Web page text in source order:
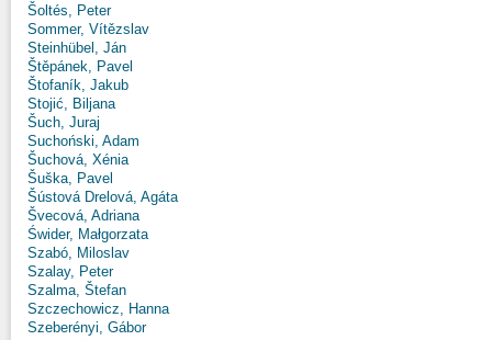
Šoltés, Peter
Sommer, Vítězslav
Steinhübel, Ján
Štěpánek, Pavel
Štofaník, Jakub
Stojić, Biljana
Šuch, Juraj
Suchoński, Adam
Šuchová, Xénia
Šuška, Pavel
Šústová Drelová, Agáta
Švecová, Adriana
Świder, Małgorzata
Szabó, Miloslav
Szalay, Peter
Szalma, Štefan
Szczechowicz, Hanna
Szeberényi, Gábor